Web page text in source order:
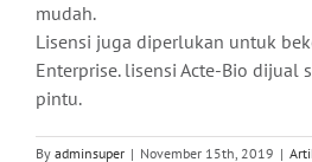
mudah.
Lisensi juga diperlukan untuk
Enterprise. lisensi Acte-Bio dijual
pintu.
By adminsuper | November 15th, 2019 |